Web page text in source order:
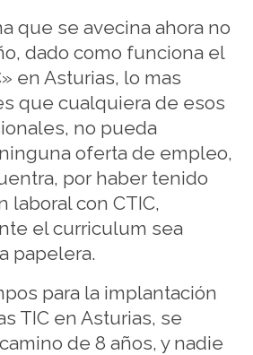
que se avecina ahora no
dado como funciona el
en Asturias, lo mas
que cualquiera de esos
no pueda
oferta de empleo,
por haber tenido
laboral con CTIC,
el curriculum sea
papelera.
para la implantación
TIC en Asturias, se
de 8 años, y nadie